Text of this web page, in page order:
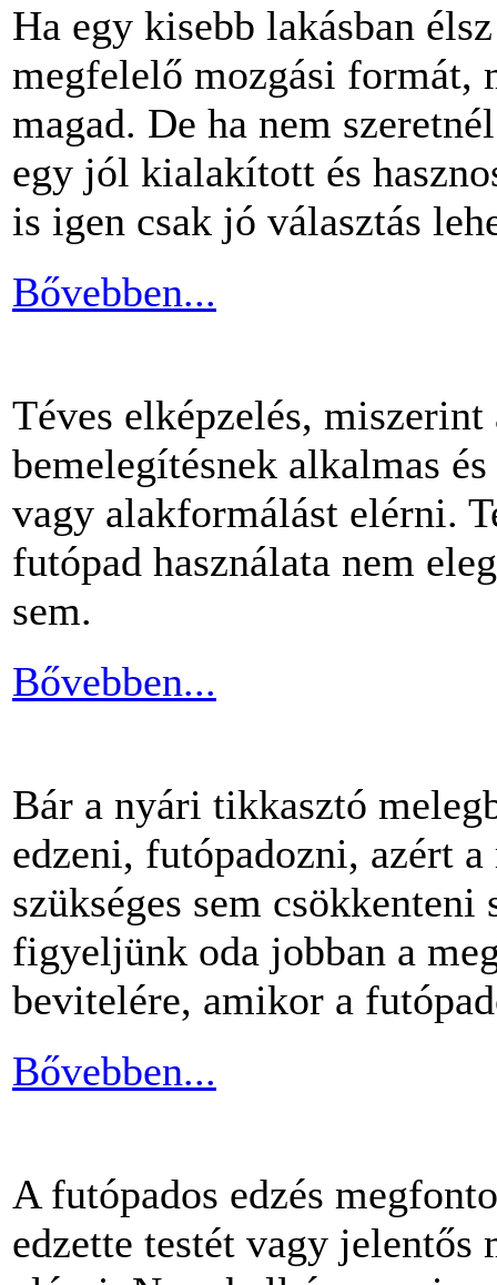
Ha egy kisebb lakásban
megfelelő mozgási formát,
magad. De ha nem
egy jól kialakított és
is igen csak jó választás
Bővebben...
Téves elképzelés, miszerint
bemelegítésnek alkalmas
vagy alakformálást elérni.
futópad használata nem
sem.
Bővebben...
Bár a nyári tikkasztó
edzeni, futópadozni, azért
szükséges sem
figyeljünk oda jobban a
bevitelére, amikor a
Bővebben...
A futópados edzés
edzette testét vagy jelentős